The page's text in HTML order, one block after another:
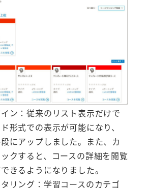
ン：従来のリスト表示だけで
形式での表示が可能になり、
にアップしました。また、カ
クすると、コースの詳細を閲覧
きるようになりました。
リング：学習コースのカテゴ